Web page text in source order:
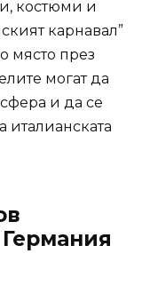
костюми и
карнавал”
място през
могат да
и да се
италианската